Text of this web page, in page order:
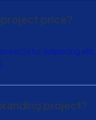
price?
adipiscing
project?